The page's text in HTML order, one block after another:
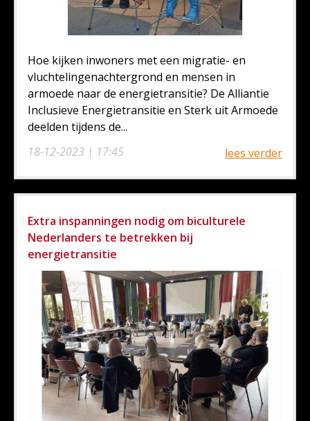
18-12-2023 | 17:45
Hoe kijken inwoners met een migratie- en
vluchtelingenachtergrond en mensen in
armoede naar de energietransitie? De Alliantie
Inclusieve Energietransitie en Sterk uit Armoede
deelden tijdens de...
lees verder
Extra inspanningen nodig om biculturele
Nederlanders te betrekken bij
energietransitie